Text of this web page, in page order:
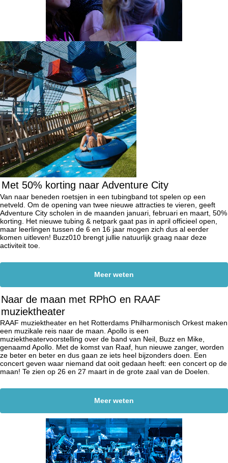
Met 50% korting naar Adventure City
Van naar beneden roetsjen in een tubingband tot spelen op een
netveld. Om de opening van twee nieuwe attracties te vieren, geeft
Adventure City scholen in de maanden januari, februari en maart, 50%
korting. Het nieuwe tubing & netpark gaat pas in april officieel open,
maar leerlingen tussen de 6 en 16 jaar mogen zich dus al eerder
komen uitleven! Buzz010 brengt jullie natuurlijk graag naar deze
activiteit toe.
Meer weten
Naar de maan met RPhO en RAAF
muziektheater
RAAF muziektheater en het Rotterdams Philharmonisch Orkest maken
een muzikale reis naar de maan. Apollo is een
muziektheatervoorstelling over de band van Neil, Buzz en Mike,
genaamd Apollo. Met de komst van Raaf, hun nieuwe zanger, worden
ze beter en beter en dus gaan ze iets heel bijzonders doen. Een
concert geven waar niemand dat ooit gedaan heeft: een concert op de
maan! Te zien op 26 en 27 maart in de grote zaal van de Doelen.
Meer weten